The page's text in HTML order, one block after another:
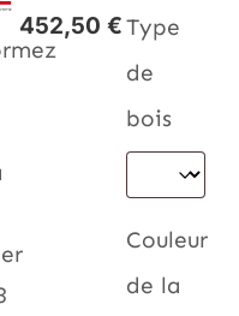
452,50 €Type
de
bois
Couleur
de la